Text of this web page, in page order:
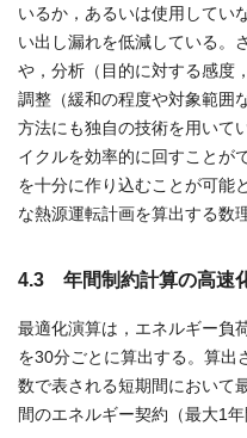
いるか，あるいは使用してい
い出し漏れを低減している。
や，分析（目的に対する感度
調整（緩和の程度や対象範囲
方法にも独自の技術を用いて
イクルを効率的に回すことが
を十分に作り込むことが可能
な熱源運転計画を算出する数
4.3 年間制約計算の高速
最適化演算は，エネルギー負
を30分ごとに算出する。算出
数で表される短期間において
間のエネルギー契約（最大1